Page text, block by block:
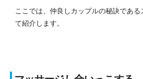
ここでは、仲良しカップルの秘訣であ
て紹介します。